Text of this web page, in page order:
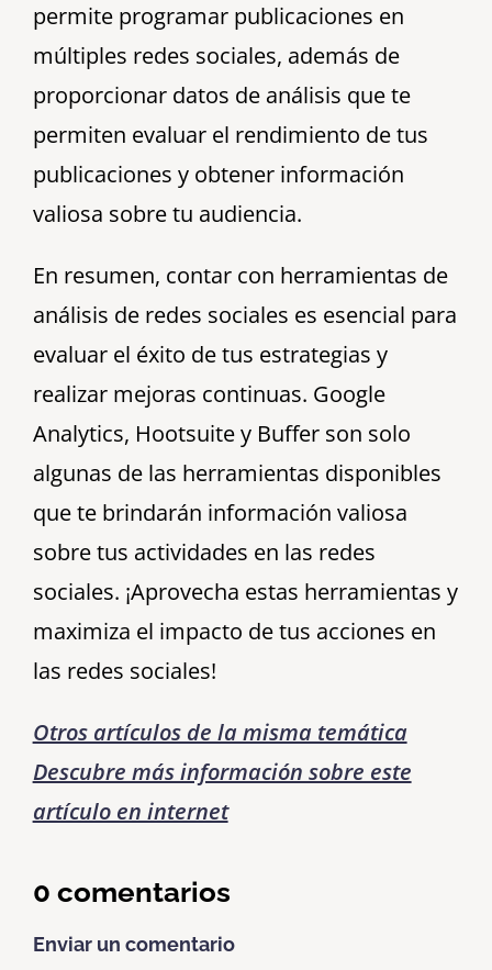
permite programar publicaciones en
múltiples redes sociales, además de
proporcionar datos de análisis que te
permiten evaluar el rendimiento de tus
publicaciones y obtener información
valiosa sobre tu audiencia.
En resumen, contar con herramientas de
análisis de redes sociales es esencial para
evaluar el éxito de tus estrategias y
realizar mejoras continuas. Google
Analytics, Hootsuite y Buffer son solo
algunas de las herramientas disponibles
que te brindarán información valiosa
sobre tus actividades en las redes
sociales. ¡Aprovecha estas herramientas y
maximiza el impacto de tus acciones en
las redes sociales!
Otros artículos de la misma temática
Descubre más información sobre este
artículo en internet
0 comentarios
Enviar un comentario